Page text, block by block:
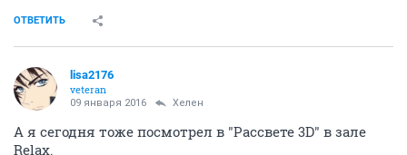
ОТВЕТИТЬ
lisa2176
veteran
09 января 2016 Хелен
А я сегодня тоже посмотрел в "Рассвете 3D" в зале
Relax.